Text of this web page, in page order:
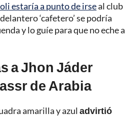
estaría a punto de irseal club
‘cafetero’ se podría
y lo guíe para que no eche a
a Jhon Jáder
de Arabia
amarilla y azul advirtió